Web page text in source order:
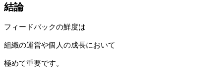
結論
フィードバックの鮮度は
組織の運営や個人の成長において
極めて重要です。